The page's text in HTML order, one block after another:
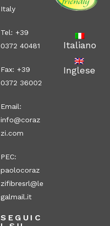
Italy
Tel: +39
0372 40481
Fax: +39
0372 36002
Email:
info@coraz
zi.com
PEC:
paolocoraz
zifibresrl@le
galmail.it
SEGUIC
Italiano
Inglese